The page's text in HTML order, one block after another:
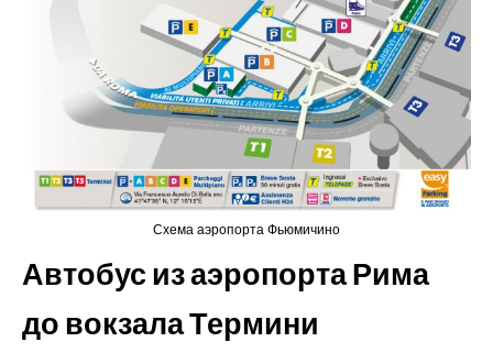
Схема аэропорта Фьюмичино
Автобус из аэропорта Рима
до вокзала Термини